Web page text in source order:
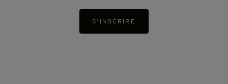
S'INSCRIRE